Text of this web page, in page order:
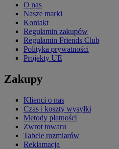
O nas
Nasze marki
Kontakt
Regulamin zakupów
Regulamin Friends Club
Polityka prywatności
Projekty UE
Zakupy
Klienci o nas
Czas i koszty wysyłki
Metody płatności
Zwrot towaru
Tabele rozmiarów
Reklamacja